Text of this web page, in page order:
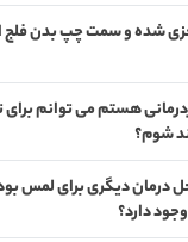
شده و سمت چپ بدن فلج
هستم می توانم
شوم؟
حل درمان دیگری برای لمس
دارد؟